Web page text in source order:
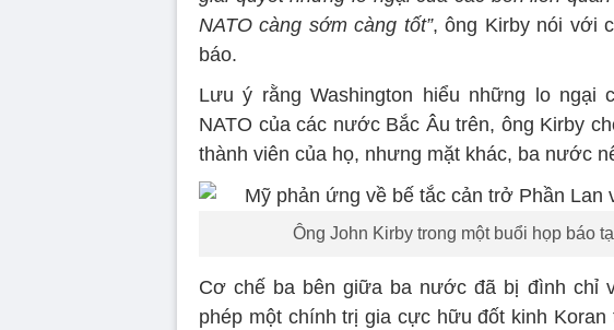
NATO càng sớm càng tốt”, ông Kirby nói với
báo.
Lưu ý rằng Washington hiểu những lo ngại
NATO của các nước Bắc Âu trên, ông Kirby
thành viên của họ, nhưng mặt khác, ba nước
Ông John Kirby trong một buổi họp báo
Cơ chế ba bên giữa ba nước đã bị đình chỉ
phép một chính trị gia cực hữu đốt kinh